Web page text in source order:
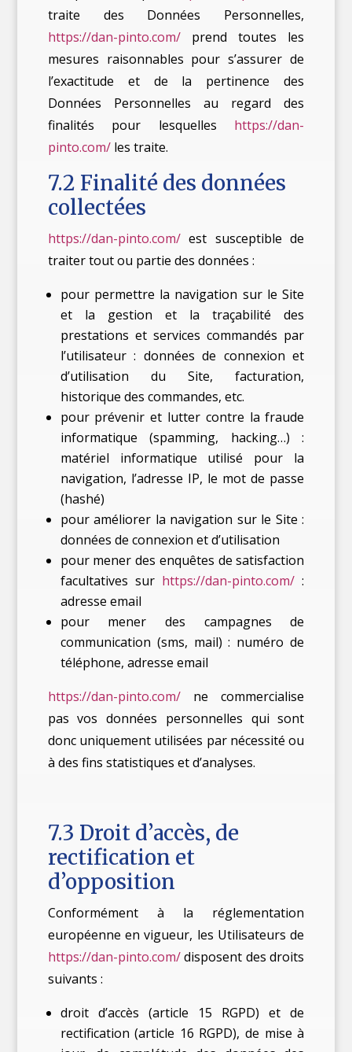
traite des Données Personnelles,
https://dan-pinto.com/prend toutes les
mesures raisonnables pour s’assurer de
l’exactitude et de la pertinence des
Données Personnelles au regard des
finalités pour lesquelles https://dan-
pinto.com/les traite.
7.2 Finalité des données
collectées
https://dan-pinto.com/est susceptible de
traiter tout ou partie des données :
pour permettre la navigation sur le Site
et la gestion et la traçabilité des
prestations et services commandés par
l’utilisateur : données de connexion et
d’utilisation du Site, facturation,
historique des commandes, etc.
pour prévenir et lutter contre la fraude
informatique (spamming, hacking…) :
matériel informatique utilisé pour la
navigation, l’adresse IP, le mot de passe
(hashé)
pour améliorer la navigation sur le Site :
données de connexion et d’utilisation
pour mener des enquêtes de satisfaction
facultatives sur https://dan-pinto.com/ :
adresse email
pour mener des campagnes de
communication (sms, mail) : numéro de
téléphone, adresse email
https://dan-pinto.com/ne commercialise
pas vos données personnelles qui sont
donc uniquement utilisées par nécessité ou
à des fins statistiques et d’analyses.
7.3 Droit d’accès, de
rectification et
d’opposition
Conformément à la réglementation
européenne en vigueur, les Utilisateurs de
https://dan-pinto.com/disposent des droits
suivants :
droit d’accès (article 15 RGPD) et de
rectification (article 16 RGPD), de mise à